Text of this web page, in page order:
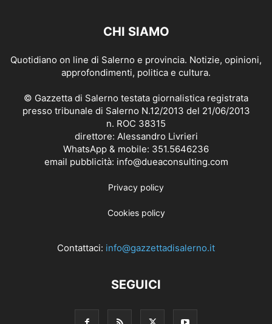
CHI SIAMO
Quotidiano on line di Salerno e provincia. Notizie, opinioni,
approfondimenti, politica e cultura.
© Gazzetta di Salerno testata giornalistica registrata
presso tribunale di Salerno N.12/2013 del 21/06/2013
n. ROC 38315
direttore: Alessandro Livrieri
WhatsApp & mobile: 351.5646236
email pubblicità: info@dueaconsulting.com
Privacy policy
Cookies policy
Contattaci: info@gazzettadisalerno.it
SEGUICI